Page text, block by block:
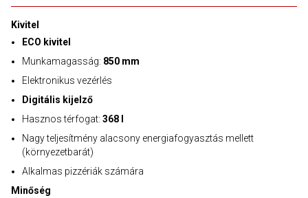
Kivitel
ECO kivitel
Munkamagasság: 850 mm
Elektronikus vezérlés
Digitális kijelző
Hasznos térfogat: 368 l
Nagy teljesítmény alacsony energiafogyasztás mellett
(környezetbarát)
Alkalmas pizzériák számára
Minőség